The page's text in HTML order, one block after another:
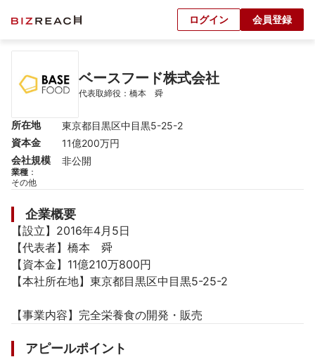
ログイン 会員登録
ベースフード株式会社
代表取締役：橋本　舜
所在地
東京都目黒区中目黒5-25-2
資本金
11億200万円
会社規模
非公開
業種 ：
その他
企業概要
【設立】2016年4月5日
【代表者】橋本　舜
【資本金】11億210万800円
【本社所在地】東京都目黒区中目黒5-25-2
【事業内容】完全栄養食の開発・販売
アピールポイント